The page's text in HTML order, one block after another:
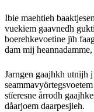
Ibie maehtieh
vuekiem gaavnedh
boerehkevoetine jïh
dam mij
Jarngen gaajhkh utnijh
stïeresne årrodh
dåarjoem daarpesjieh.